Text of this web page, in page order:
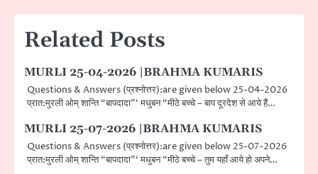
Related Posts
MURLI 25-04-2026 |BRAHMA KUMARIS
Questions & Answers (प्रश्नोत्तर):are given below 25-04-2026
प्रात:मुरली ओम् शान्ति “बापदादा”‘ मधुबन “मीठे बच्चे – बाप दूरदेश से आये हैं…
MURLI 25-07-2026 |BRAHMA KUMARIS
Questions & Answers (प्रश्नोत्तर):are given below 25-07-2026
प्रात:मुरली ओम् शान्ति “बापदादा”‘ मधुबन “मीठे बच्चे – तुम यहाँ आये हो अपने…